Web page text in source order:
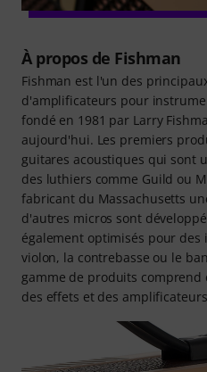
À propos de Fishman
Fishman est l'un des
d'amplificateurs pour
fondé en 1981 par Larry
aujourd'hui. Les premiers
guitares acoustiques qui sont
des luthiers comme Guild ou
fabricant du Massachusetts
d'autres micros sont
également optimisés pour
violon, la contrebasse ou le
gamme de produits comprend
des effets et des